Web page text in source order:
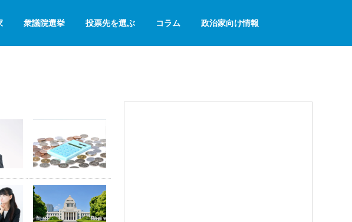
衆議院選挙 投票先を選ぶ コラム 政治家向け情報